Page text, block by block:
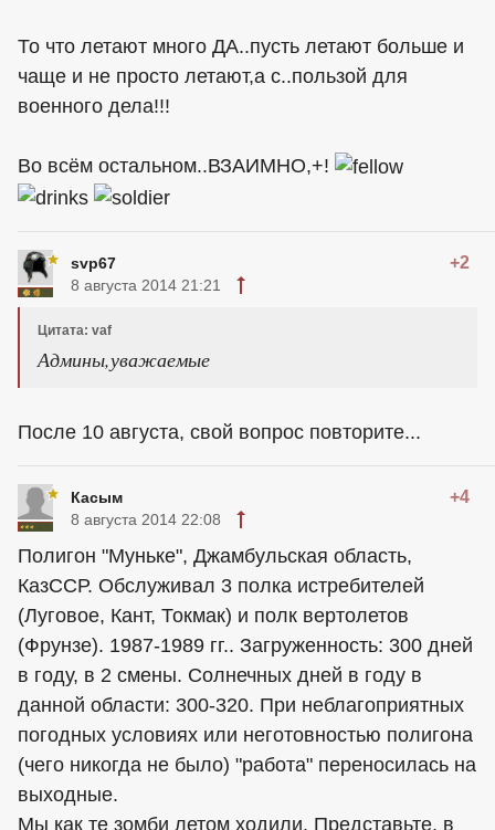
То что летают много ДА..пусть летают больше и
чаще и не просто летают,а с..пользой для
военного дела!!!
Во всём остальном..ВЗАИМНО,+!
svp67 +2
8 августа 2014 21:21
Цитата: vaf
Админы,уважаемые
После 10 августа, свой вопрос повторите...
Касым +4
8 августа 2014 22:08
Полигон "Муньке", Джамбульская область,
КазССР. Обслуживал 3 полка истребителей
(Луговое, Кант, Токмак) и полк вертолетов
(Фрунзе). 1987-1989 гг.. Загруженность: 300 дней
в году, в 2 смены. Солнечных дней в году в
данной области: 300-320. При неблагоприятных
погодных условиях или неготовностью полигона
(чего никогда не было) "работа" переносилась на
выходные.
Мы как те зомби летом ходили. Представьте, в